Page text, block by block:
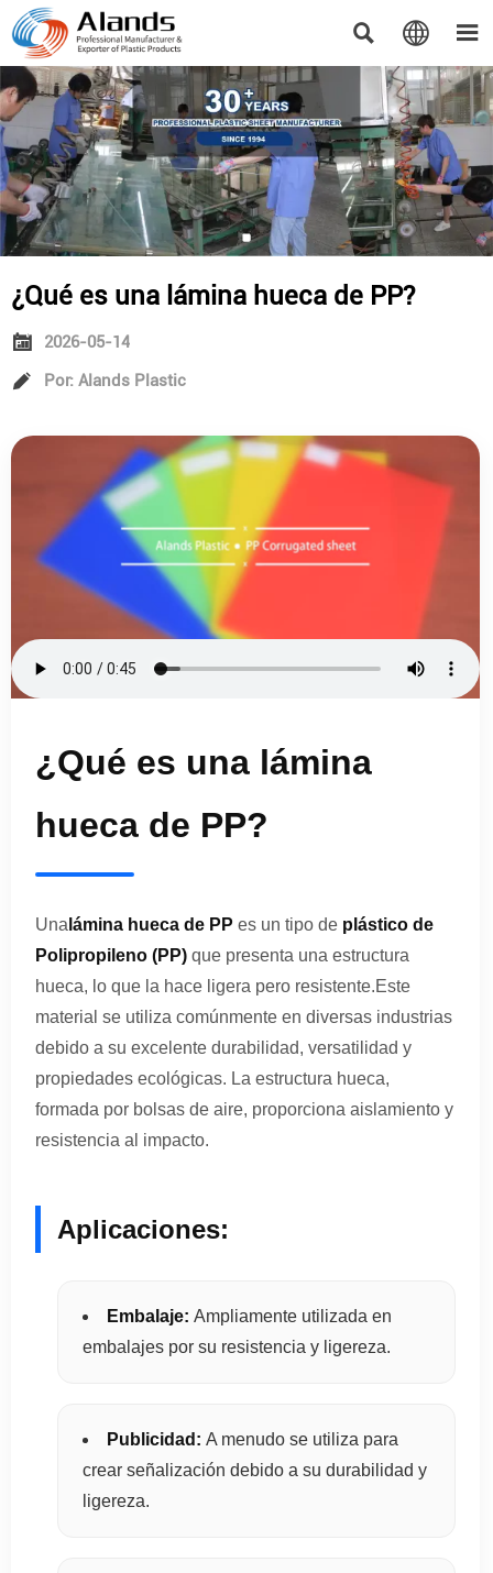
  
¿Qué es una lámina hueca de PP?
 2026-05-14
 Por: Alands Plastic
¿Qué es una lámina
hueca de PP?
Una lámina hueca de PP es un tipo de plástico de
Polipropileno (PP) que presenta una estructura
hueca, lo que la hace ligera pero resistente.Este
material se utiliza comúnmente en diversas industrias
debido a su excelente durabilidad, versatilidad y
propiedades ecológicas. La estructura hueca,
formada por bolsas de aire, proporciona aislamiento y
resistencia al impacto.
Aplicaciones:
Embalaje: Ampliamente utilizada en
embalajes por su resistencia y ligereza.
Publicidad: A menudo se utiliza para
crear señalización debido a su durabilidad y
ligereza.